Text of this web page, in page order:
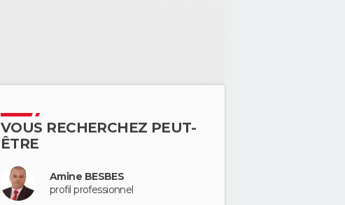
VOUS RECHERCHEZ PEUT-
ÊTRE
Amine BESBES
profil professionnel